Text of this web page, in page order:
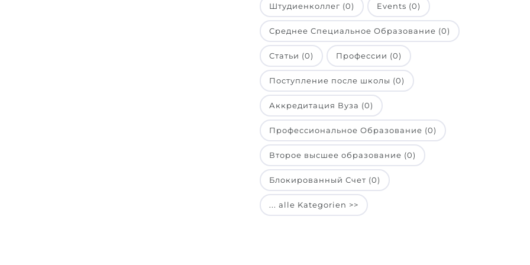
Штудиенколлег (0) Events (0)
Среднее Специальное Образование (0)
Статьи (0) Профессии (0)
Поступление после школы (0)
Аккредитация Вуза (0)
Профессиональное Образование (0)
Второе высшее образование (0)
Блокированный Счет (0)
... alle Kategorien >>